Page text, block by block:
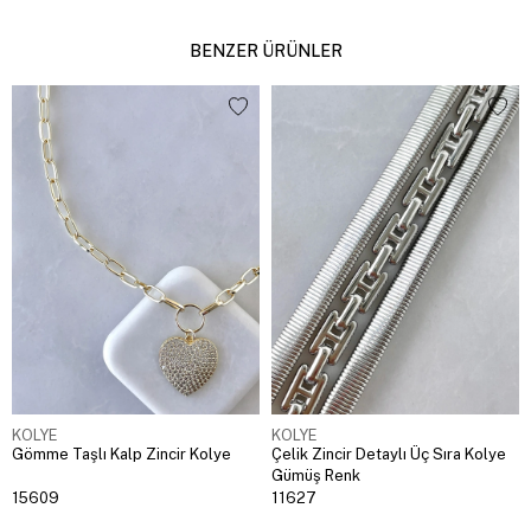
BENZER ÜRÜNLER
KOLYE
Gömme Taşlı Kalp Zincir Kolye
15609
KOLYE
Çelik Zincir Detaylı Üç Sıra Kolye
Gümüş Renk
11627